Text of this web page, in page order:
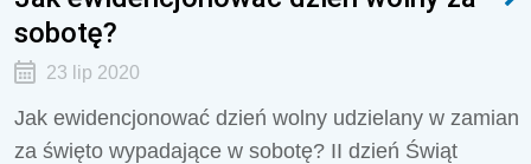
sobotę?
23 lip 2020
Jak ewidencjonować dzień wolny udzielany w zamian
za święto wypadające w sobotę? II dzień Świąt